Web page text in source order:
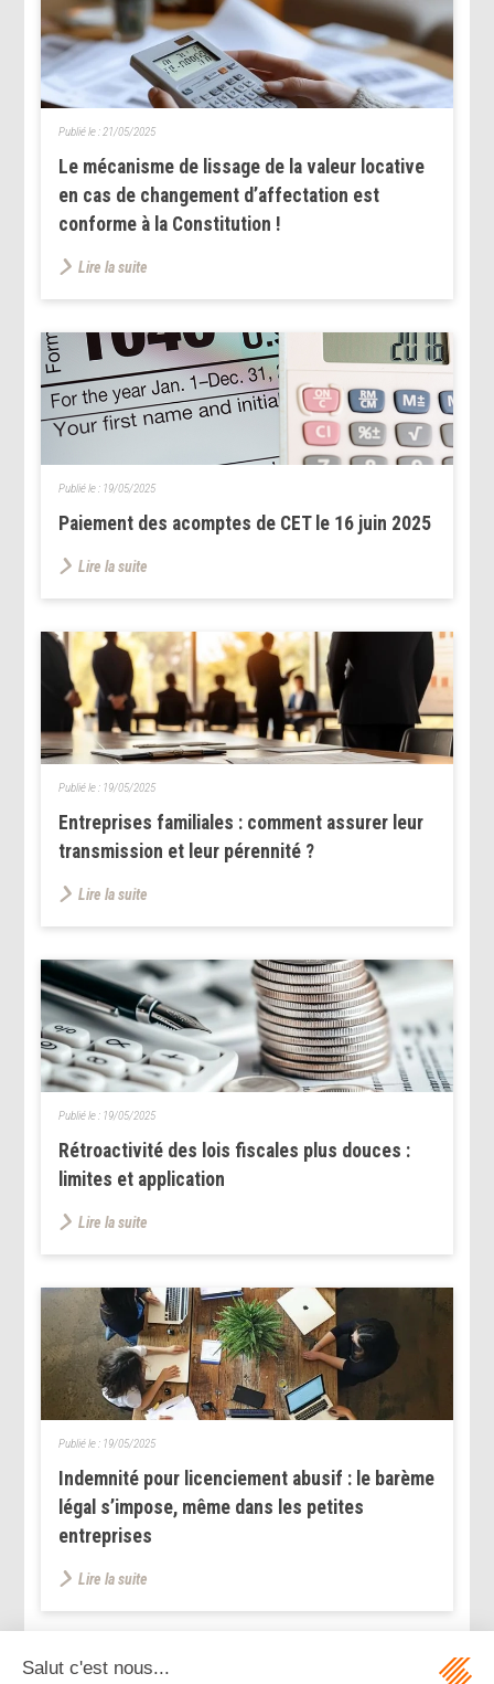
Le mécanisme de lissage de la valeur locative
en cas de changement d’affectation est
conforme à la Constitution !
Publié le : 21/05/2025
Lire la suite
Paiement des acomptes de CET le 16 juin 2025
Publié le : 19/05/2025
Lire la suite
Entreprises familiales : comment assurer leur
transmission et leur pérennité ?
Publié le : 19/05/2025
Lire la suite
Rétroactivité des lois fiscales plus douces :
limites et application
Publié le : 19/05/2025
Lire la suite
Indemnité pour licenciement abusif : le barème
légal s’impose, même dans les petites
entreprises
Publié le : 19/05/2025
Lire la suite
<< < ...